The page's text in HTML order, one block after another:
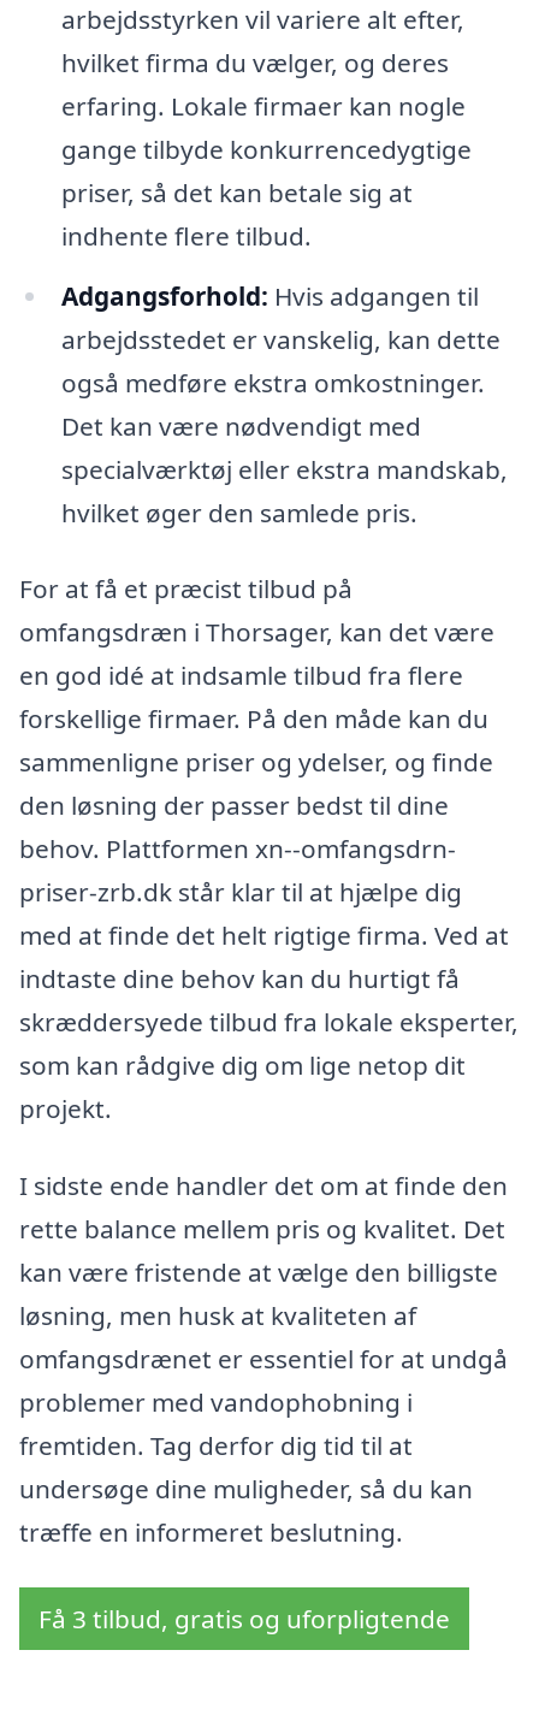
arbejdsstyrken vil variere alt efter,
hvilket firma du vælger, og deres
erfaring. Lokale firmaer kan nogle
gange tilbyde konkurrencedygtige
priser, så det kan betale sig at
indhente flere tilbud.
Adgangsforhold: Hvis adgangen til
arbejdsstedet er vanskelig, kan dette
også medføre ekstra omkostninger.
Det kan være nødvendigt med
specialværktøj eller ekstra mandskab,
hvilket øger den samlede pris.
For at få et præcist tilbud på
omfangsdræn i Thorsager, kan det være
en god idé at indsamle tilbud fra flere
forskellige firmaer. På den måde kan du
sammenligne priser og ydelser, og finde
den løsning der passer bedst til dine
behov. Plattformen xn--omfangsdrn-
priser-zrb.dk står klar til at hjælpe dig
med at finde det helt rigtige firma. Ved at
indtaste dine behov kan du hurtigt få
skræddersyede tilbud fra lokale eksperter,
som kan rådgive dig om lige netop dit
projekt.
I sidste ende handler det om at finde den
rette balance mellem pris og kvalitet. Det
kan være fristende at vælge den billigste
løsning, men husk at kvaliteten af
omfangsdrænet er essentiel for at undgå
problemer med vandophobning i
fremtiden. Tag derfor dig tid til at
undersøge dine muligheder, så du kan
træffe en informeret beslutning.
Få 3 tilbud, gratis og uforpligtende